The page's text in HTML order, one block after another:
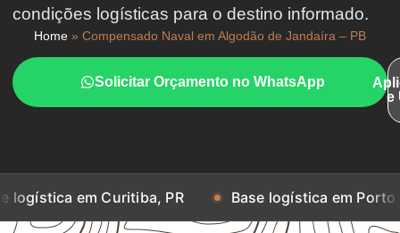
condições logísticas para o destino informado.
Home » Compensado Naval em Algodão de Jandaíra – PB
Solicitar Orçamento no WhatsApp
e
Curitiba, PR Base logística em Porto Alegre, RS